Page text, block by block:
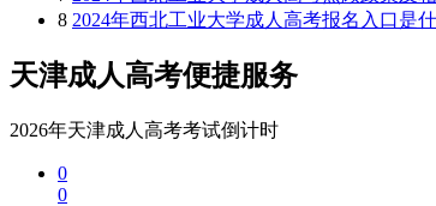
8 2024年西北工业大学成人高考报名入口是
天津成人高考便捷服务
2026年天津成人高考考试倒计时
0
0